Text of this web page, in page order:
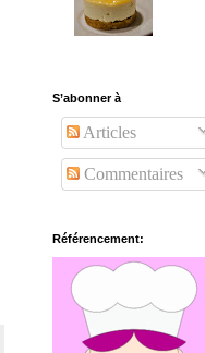
S’abonner à
Articles
Commentaires
Référencement: